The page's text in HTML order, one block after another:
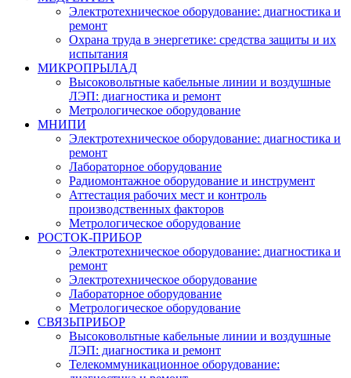
Электротехническое оборудование: диагностика и
ремонт
Охрана труда в энергетике: средства защиты и их
испытания
МИКРОПРЫЛАД
Высоковольтные кабельные линии и воздушные
ЛЭП: диагностика и ремонт
Метрологическое оборудование
МНИПИ
Электротехническое оборудование: диагностика и
ремонт
Лабораторное оборудование
Радиомонтажное оборудование и инструмент
Аттестация рабочих мест и контроль
производственных факторов
Метрологическое оборудование
РОСТОК-ПРИБОР
Электротехническое оборудование: диагностика и
ремонт
Электротехническое оборудование
Лабораторное оборудование
Метрологическое оборудование
СВЯЗЬПРИБОР
Высоковольтные кабельные линии и воздушные
ЛЭП: диагностика и ремонт
Телекоммуникационное оборудование: